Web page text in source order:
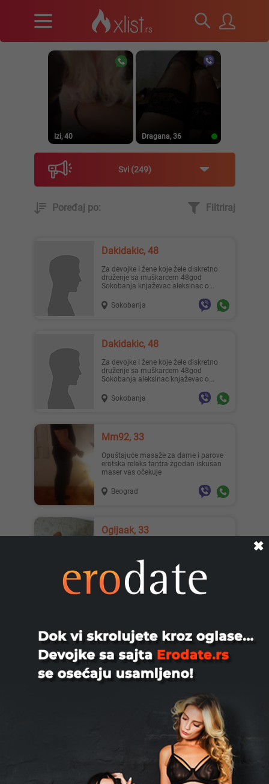
Izi, 40 Dragana, 36
Svi 249
Poređaj po: Filtriraj
Dakidakic, 48
Za devojke I žene koje žele diskretno
druženje sa muškarcem 48god
Sokobanja knjaževac aleksinac o...
Sokobanja
Dakidakic, 48
Za devojke I žene koje žele diskretno
druženje sa muškarcem 48god
Sokobanja aleksinac knjaževac o...
Sokobanja
Mm92, 33
Opuštajuće masaže za dame i parove
erotska relaks tantra zgodan iskusan
maser vas očekuje
Beograd
Ogijaak, 33
gradje, 178 17 67 elokventan i
duhovit,izdrzljiv i pervezan za d...
Subotica
Ja sam dečko, tražim bracni ili ljubavni
par za diskretno druženje, bez
nadoknade, nebitne godine...
Smederevo
Za Dame I Parove, 33
pažljiva i diskretna druženja isključivo
za dame koje žele p...
✖